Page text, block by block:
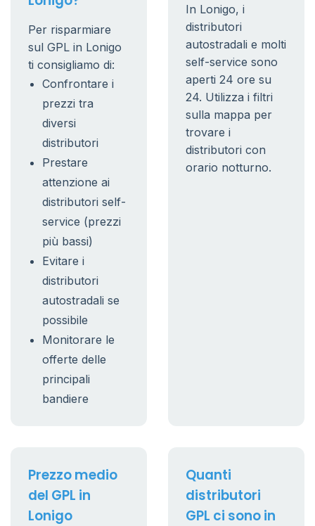
Per risparmiare
sul GPL in Lonigo
ti consigliamo di:
Confrontare i
prezzi tra
diversi
distributori
Prestare
attenzione ai
distributori self-
service (prezzi
più bassi)
Evitare i
distributori
autostradali se
possibile
Monitorare le
offerte delle
principali
bandiere
In Lonigo, i
distributori
autostradali e molti
self-service sono
aperti 24 ore su
24. Utilizza i filtri
sulla mappa per
trovare i
distributori con
orario notturno.
Prezzo medio
del GPL in
Lonigo
Quanti
distributori
GPL ci sono in